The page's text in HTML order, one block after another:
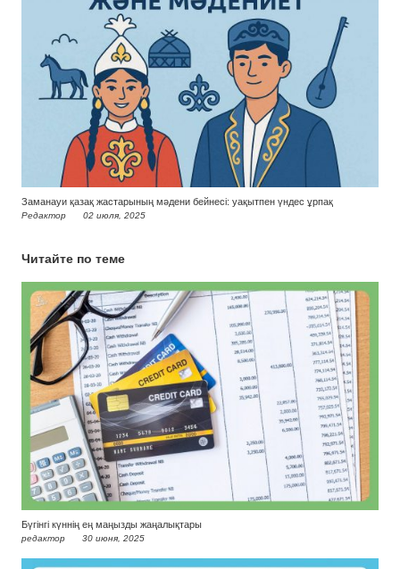
Заманауи қазақ жастарының мәдени бейнесі: уақытпен үндес ұрпақ
Редактор 02 июля, 2025
Читайте по теме
Бүгінгі күннің ең маңызды жаңалықтары
редактор 30 июня, 2025